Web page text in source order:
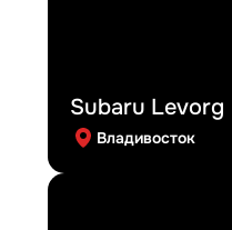
Subaru Levorg
Владивосток